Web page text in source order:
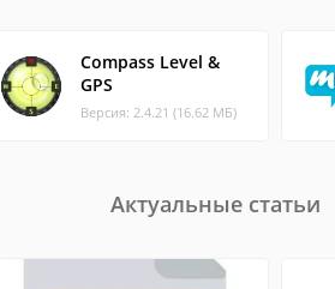
Compass Level &
GPS
Версия: 2.4.21 (16.62 МБ)
Актуальные статьи